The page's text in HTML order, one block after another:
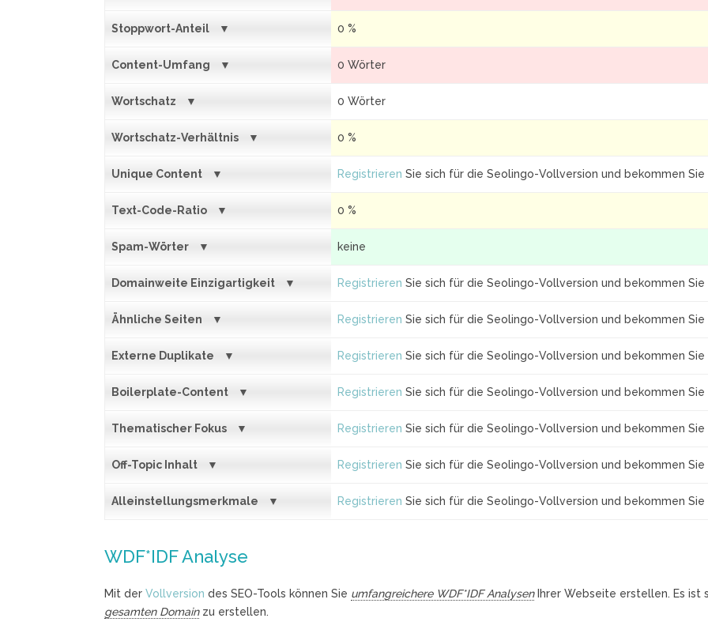
Stoppwort-Anteil 0 %
Content-Umfang 0 Wörter
Wortschatz 0 Wörter
Wortschatz-Verhältnis 0 %
Unique Content Registrieren Sie sich für die Seolingo-Vollversion und bekommen Sie
Text-Code-Ratio 0 %
Spam-Wörter keine
Domainweite Einzigartigkeit Registrieren Sie sich für die Seolingo-Vollversion und bekommen Sie
Ähnliche Seiten Registrieren Sie sich für die Seolingo-Vollversion und bekommen Sie
Externe Duplikate Registrieren Sie sich für die Seolingo-Vollversion und bekommen Sie
Boilerplate-Content Registrieren Sie sich für die Seolingo-Vollversion und bekommen Sie
Thematischer Fokus Registrieren Sie sich für die Seolingo-Vollversion und bekommen Sie
Off-Topic Inhalt Registrieren Sie sich für die Seolingo-Vollversion und bekommen Sie
Alleinstellungsmerkmale Registrieren Sie sich für die Seolingo-Vollversion und bekommen Sie
WDF*IDF Analyse
Mit der Vollversion des SEO-Tools können Sie umfangreichere WDF*IDF AnalysenIhrer Webseite erstellen. Es ist
gesamten Domainzu erstellen.